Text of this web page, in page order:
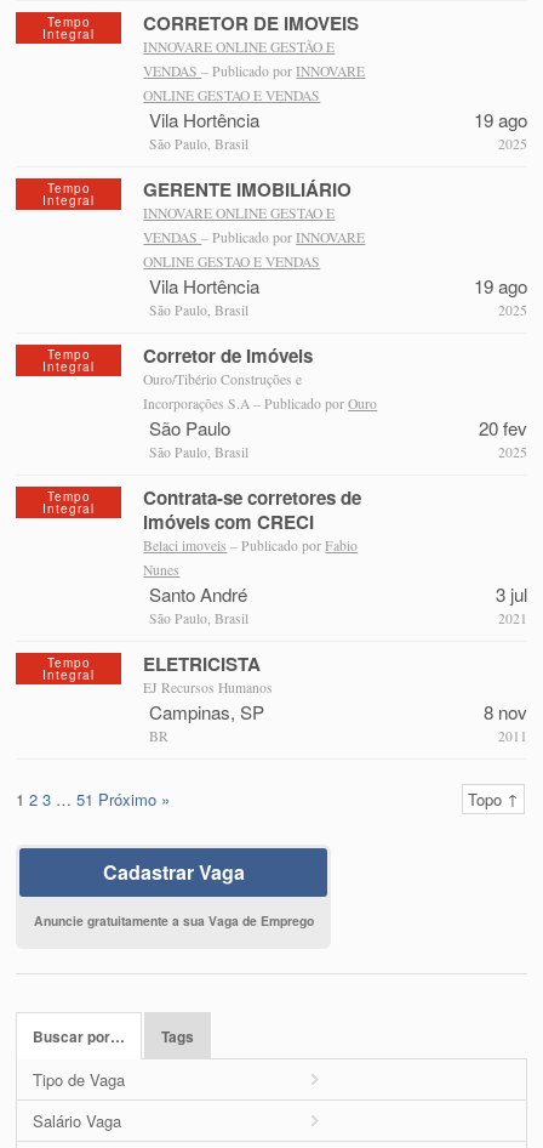
Tempo
Integral CORRETOR DE IMOVEIS
INNOVARE ONLINE GESTÃO E
VENDAS– Publicado por INNOVARE
ONLINE GESTAO E VENDAS
Vila Hortência
São Paulo, Brasil
19 ago
2025
Tempo
Integral GERENTE IMOBILIÁRIO
INNOVARE ONLINE GESTAO E
VENDAS– Publicado por INNOVARE
ONLINE GESTAO E VENDAS
Vila Hortência
São Paulo, Brasil
19 ago
2025
Tempo
Integral Corretor de Imóveis
Ouro/Tibério Construções e
Incorporações S.A – Publicado porOuro
São Paulo
São Paulo, Brasil
20 fev
2025
Tempo
Integral
Contrata-se corretores de
imóveis com CRECI
Belaci imoveis – Publicado porFabio
Nunes
Santo André
São Paulo, Brasil
3 jul
2021
Tempo
Integral ELETRICISTA
EJ Recursos Humanos
Campinas, SP
BR
8 nov
2011
1 2 3 … 51 Próximo » Topo ↑
Cadastrar Vaga
Anuncie gratuitamente a sua Vaga de Emprego
Buscar por… Tags
Tipo de Vaga
Salário Vaga